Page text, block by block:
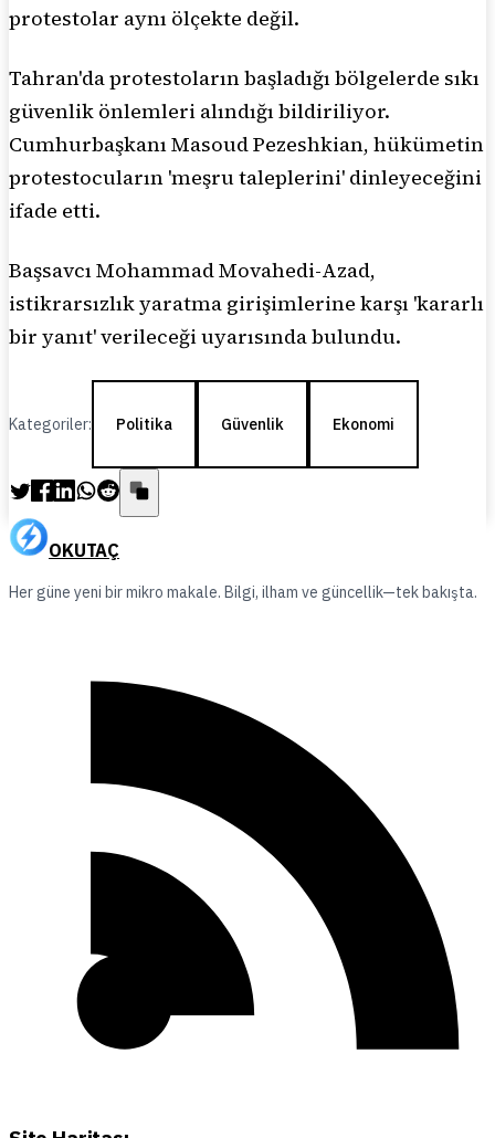
protestolar aynı ölçekte değil.
Tahran'da protestoların başladığı bölgelerde sıkı
güvenlik önlemleri alındığı bildiriliyor.
Cumhurbaşkanı Masoud Pezeshkian, hükümetin
protestocuların 'meşru taleplerini' dinleyeceğini
ifade etti.
Başsavcı Mohammad Movahedi-Azad,
istikrarsızlık yaratma girişimlerine karşı 'kararlı
bir yanıt' verileceği uyarısında bulundu.
Kategoriler: Politika Güvenlik Ekonomi
OKUTAÇ
Her güne yeni bir mikro makale. Bilgi, ilham ve güncellik—tek bakışta.